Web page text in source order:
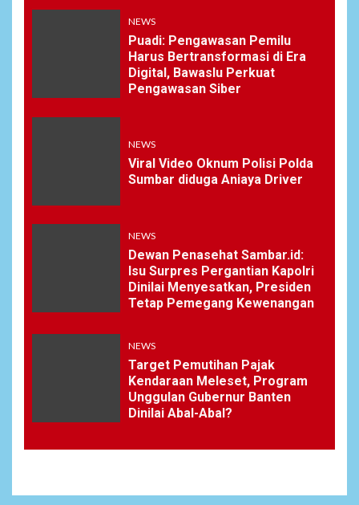
NEWS
Puadi: Pengawasan Pemilu
Harus Bertransformasi di Era
Digital, Bawaslu Perkuat
Pengawasan Siber
NEWS
Viral Video Oknum Polisi Polda
Sumbar diduga Aniaya Driver
NEWS
Dewan Penasehat Sambar.id:
Isu Surpres Pergantian Kapolri
Dinilai Menyesatkan, Presiden
Tetap Pemegang Kewenangan
NEWS
Target Pemutihan Pajak
Kendaraan Meleset, Program
Unggulan Gubernur Banten
Dinilai Abal-Abal?